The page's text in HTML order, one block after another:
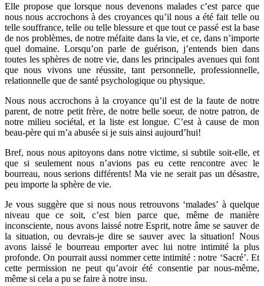
Elle propose que lorsque nous devenons malades c’est parce que
nous nous accrochons à des croyances qu’il nous a été fait telle ou
telle souffrance, telle ou telle blessure et que tout ce passé est la base
de nos problèmes, de notre méfaite dans la vie, et ce, dans n’importe
quel domaine. Lorsqu’on parle de guérison, j’entends bien dans
toutes les sphères de notre vie, dans les principales avenues qui font
que nous vivons une réussite, tant personnelle, professionnelle,
relationnelle que de santé psychologique ou physique.
Nous nous accrochons à la croyance qu’il est de la faute de notre
parent, de notre petit frère, de notre belle soeur, de notre patron, de
notre milieu sociétal, et la liste est longue. C’est à cause de mon
beau-père qui m’a abusée si je suis ainsi aujourd’hui!
Bref, nous nous apitoyons dans notre victime, si subtile soit-elle, et
que si seulement nous n’avions pas eu cette rencontre avec le
bourreau, nous serions différents! Ma vie ne serait pas un désastre,
peu importe la sphère de vie.
Je vous suggère que si nous nous retrouvons ‘malades’ à quelque
niveau que ce soit, c’est bien parce que, même de manière
inconsciente, nous avons laissé notre Esprit, notre âme se sauver de
la situation, ou devrais-je dire se sauver avec la situation! Nous
avons laissé le bourreau emporter avec lui notre intimité la plus
profonde. On pourrait aussi nommer cette intimité : notre ‘Sacré’. Et
cette permission ne peut qu’avoir été consentie par nous-même,
même si cela a pu se faire à notre insu.